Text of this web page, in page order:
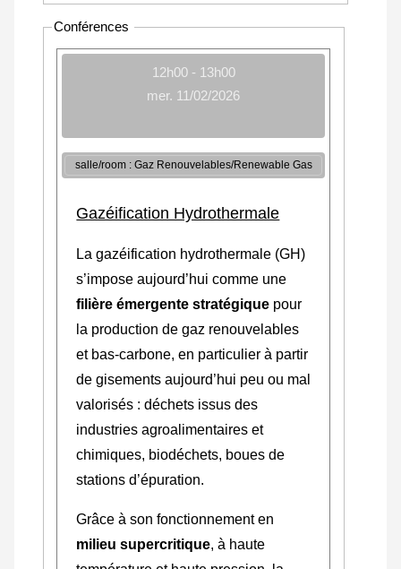
Conférences
12h00 - 13h00
mer. 11/02/2026
salle/room : Gaz Renouvelables/Renewable Gas
Gazéification Hydrothermale
La gazéification hydrothermale (GH)
s’impose aujourd’hui comme une
filière émergente stratégique pour
la production de gaz renouvelables
et bas-carbone, en particulier à partir
de gisements aujourd’hui peu ou mal
valorisés : déchets issus des
industries agroalimentaires et
chimiques, biodéchets, boues de
stations d’épuration.
Grâce à son fonctionnement en
milieu supercritique, à haute